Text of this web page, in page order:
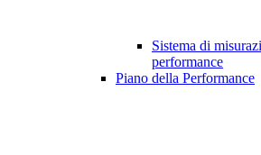
Sistema di
performance
Piano della Performance